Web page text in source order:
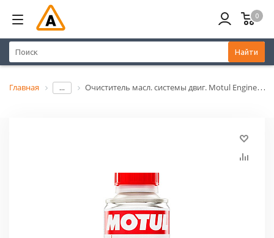
0
Найти
Главная ... Очиститель масл. системы двиг. Motul Engine Clean Moto 200 мл.